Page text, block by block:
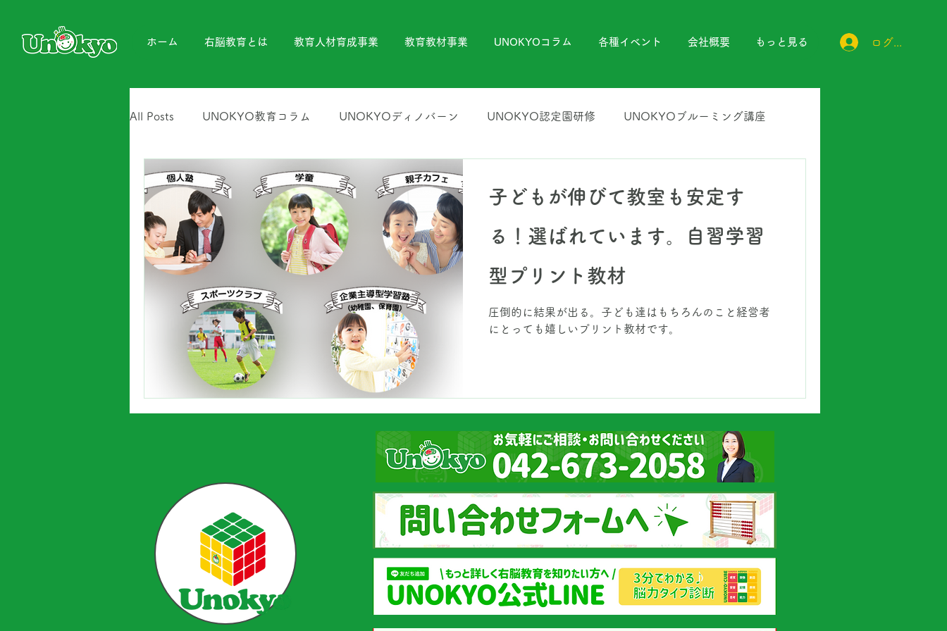
ホーム 右脳教育とは 教育人材育成事業 教育教材事業 UNOKYOコラム 各種イベント 会社概要 もっと見る ログイン
All Posts UNOKYO教育コラム UNOKYOディノバーン UNOKYO認定園研修 UNOKYOブルーミング講座
UNOKYOイベント UNOKYOビジネス研修 UNOKYOお知らせ
UNOKYOインストラクター養成講座 UNOKYO音楽Youtubeチャンネル
子どもが伸びて教室も安定す
る！選ばれています。自習学習
型プリント教材
圧倒的に結果が出る。子ども達はもちろんのこと経営者
にとっても嬉しいプリント教材です。